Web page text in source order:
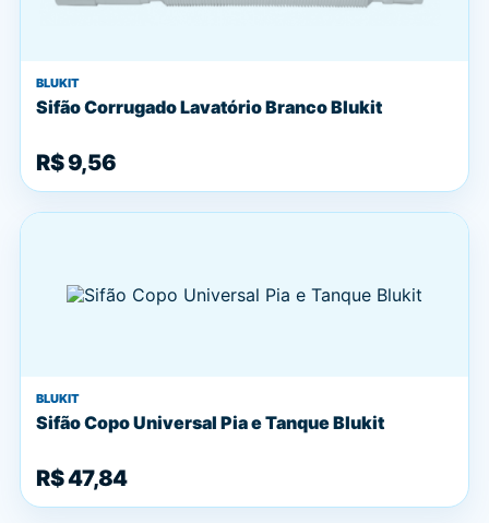
BLUKIT
Sifão Corrugado Lavatório Branco Blukit
R$ 9,56
BLUKIT
Sifão Copo Universal Pia e Tanque Blukit
R$ 47,84